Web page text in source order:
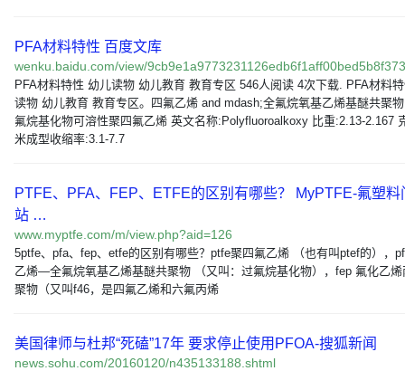
PFA材料特性 百度文库
wenku.baidu.com/view/
PFA材料特性 幼儿读物 幼儿教育 教育专区 546人阅读 4次下载. PFA材料
读物 幼儿教育 教育专区。四氟乙烯 and mdash;全氟烷氧基乙烯基醚共聚
氟烷基化物可溶性聚四氟乙烯 英文名称:Polyfluoroalkoxy 比重:2.13-2.167
米成型收缩率:3.1-7.7
PTFE、PFA、FEP、ETFE的区别有哪些？ MyPTFE-氟塑料
站 …
www.myptfe.com/m/view.php?aid=126
5ptfe、pfa、fep、etfe的区别有哪些？ptfe聚四氟乙烯 （也有叫ptef的），
乙烯—全氟烷氧基乙烯基醚共聚物 （又叫：过氟烷基化物），fep 氟化乙烯
聚物（又叫f46，是四氟乙烯和六氟丙烯
美国律师与杜邦“死磕”17年 要求停止使用PFOA-搜狐新闻
news.sohu.com/20160120/n435133188.shtml